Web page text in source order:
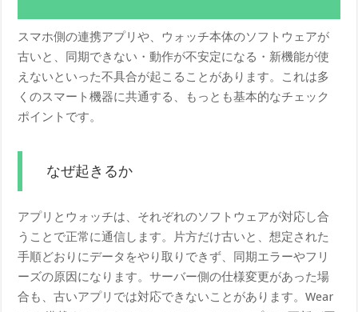
スマホ側の連携アプリや、ウォッチ本体のソフトウェアが
古いと、同期できない・動作が不安定になる・新機能が使
えないといった不具合が起こることがあります。これは多
くのスマート機器に共通する、もっとも基本的なチェック
ポイントです。
なぜ起きるか
アプリとウォッチは、それぞれのソフトウェアが対応し合
うことで正常に通信します。片方だけ古いと、想定された
手順どおりにデータをやり取りできず、同期エラーやフリ
ーズの原因になります。サーバー側の仕様変更があった場
合も、古いアプリでは対応できないことがあります。Wear